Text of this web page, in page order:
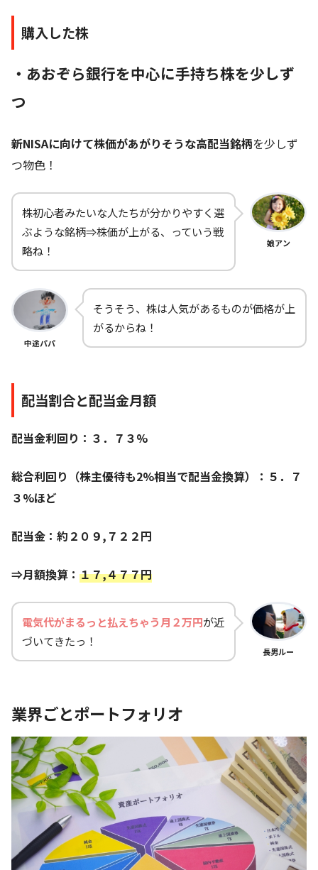
購入した株
・あおぞら銀行を中心に手持ち株を少しず
つ
新NISAに向けて株価があがりそうな高配当銘柄を少しず
つ物色！
株初心者みたいな人たちが分かりやすく選
ぶような銘柄⇒株価が上がる、っていう戦
略ね！
娘アン
中途パパ
そうそう、株は人気があるものが価格が上
がるからね！
配当割合と配当金月額
配当金利回り：３．７３%
総合利回り（株主優待も2%相当で配当金換算）：５．７
３%ほど
配当金：約２０９,７２２円
⇒月額換算： １７,４７７円
電気代がまるっと払えちゃう月２万円が近
づいてきたっ！
長男ルー
業界ごとポートフォリオ